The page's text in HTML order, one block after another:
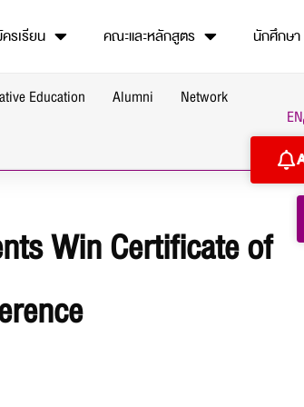
รเรียน คณะและหลักสูตร นักศึกษา
Education Alumni
Network
EN
Win Certificate of